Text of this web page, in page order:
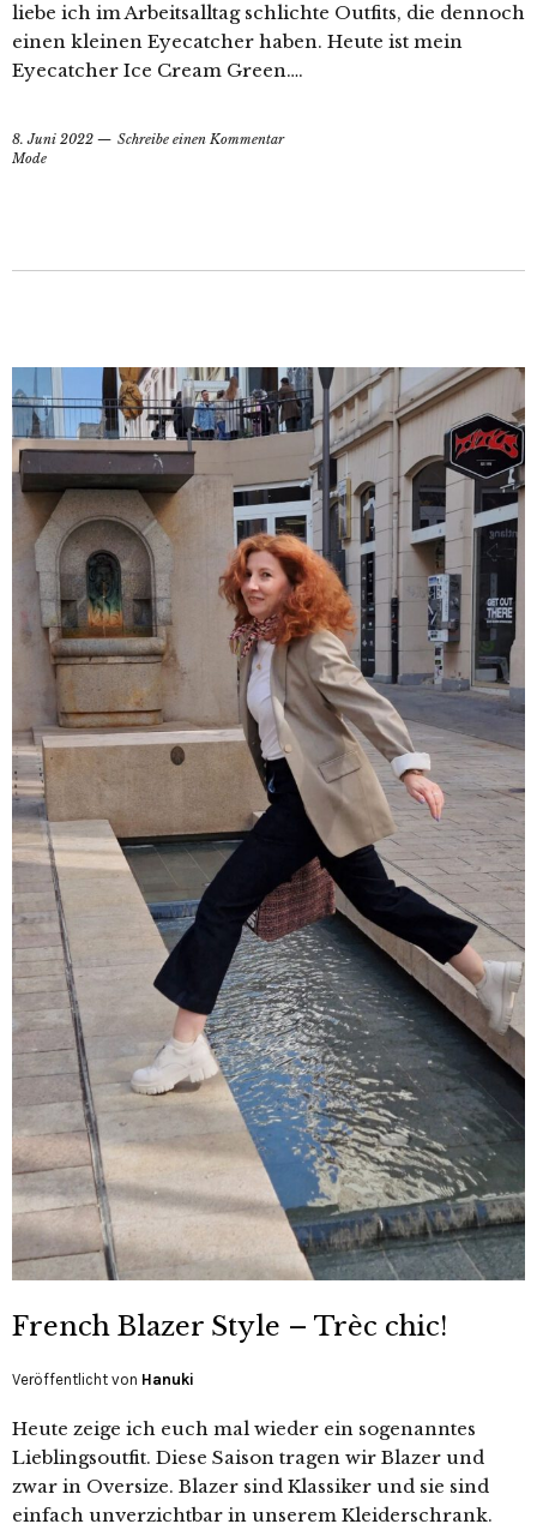
liebe ich im Arbeitsalltag schlichte Outfits, die dennoch
einen kleinen Eyecatcher haben. Heute ist mein
Eyecatcher Ice Cream Green….
8. Juni 2022
Schreibe einen Kommentar
Mode
French Blazer Style – Trèc chic!
Veröffentlicht von Hanuki
Heute zeige ich euch mal wieder ein sogenanntes
Lieblingsoutfit. Diese Saison tragen wir Blazer und
zwar in Oversize. Blazer sind Klassiker und sie sind
einfach unverzichtbar in unserem Kleiderschrank.